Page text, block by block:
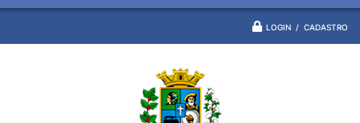
LOGIN / CADASTRO